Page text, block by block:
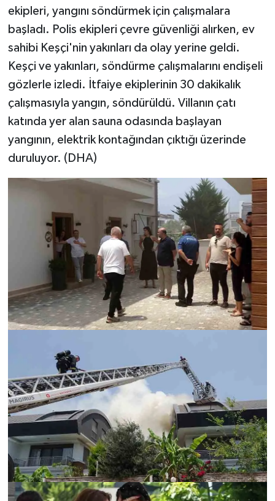
ekipleri, yangını söndürmek için çalışmalara
başladı. Polis ekipleri çevre güvenliği alırken, ev
sahibi Keşçi'nin yakınları da olay yerine geldi.
Keşçi ve yakınları, söndürme çalışmalarını endişeli
gözlerle izledi. İtfaiye ekiplerinin 30 dakikalık
çalışmasıyla yangın, söndürüldü. Villanın çatı
katında yer alan sauna odasında başlayan
yangının, elektrik kontağından çıktığı üzerinde
duruluyor. (DHA)